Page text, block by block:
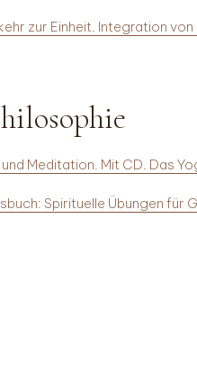
zur Einheit. Integration
und Meditation. Mit CD. Das
Spirituelle Übungen für